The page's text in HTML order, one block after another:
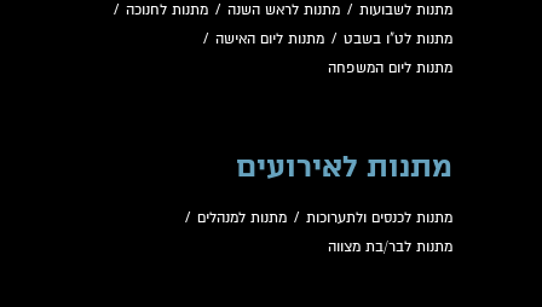
מתנות לשבועות / מתנות לראש השנה / מתנות לחנוכה /
מתנות לט"ו בשבט / מתנות ליום האישה /
מתנות ליום המשפחה
מתנות לאירועים
מתנות לכנסים ולתערוכות / מתנות למנהלים /
מתנות לבר/בת מצווה